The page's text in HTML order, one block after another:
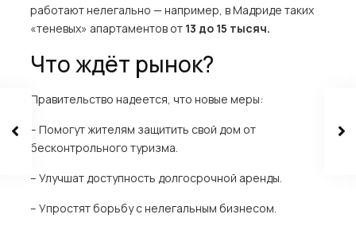
работают нелегально — например, в Мадриде таких
«теневых» апартаментов от13 до 15 тысяч.
Что ждёт рынок?
Правительство надеется, что новые меры:
– Помогут жителям защитить свой дом от
бесконтрольного туризма.
– Улучшат доступность долгосрочной аренды.
– Упростят борьбу с нелегальным бизнесом.